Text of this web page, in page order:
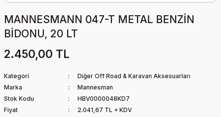
MANNESMANN 047-T METAL BENZİN
BİDONU, 20 LT
2.450,00 TL
Kategori
Diğer Off Road & Karavan Aksesuarları
Marka
Mannesman
Stok Kodu
HBV0000048KD7
Fiyat
2.041,67 TL + KDV